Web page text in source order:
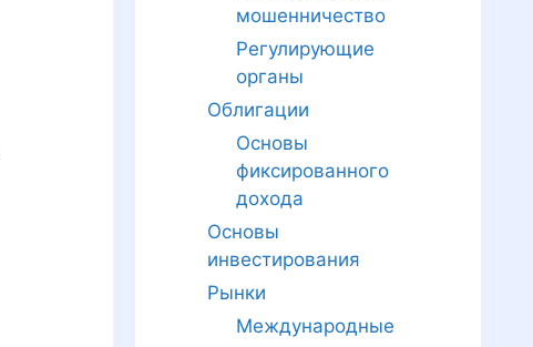
мошенничество
Регулирующие
органы
Облигации
Основы
фиксированного
дохода
Основы
инвестирования
Рынки
Международные